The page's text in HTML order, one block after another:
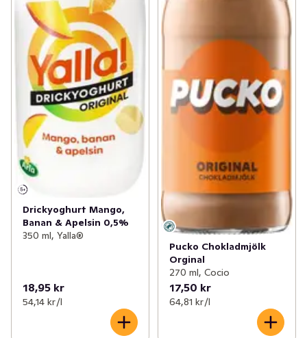
Drickyoghurt Mango,
Banan & Apelsin 0,5%
350 ml, Yalla®
18,95 kr
54,14 kr /l
Pucko Chokladmjölk
Orginal
270 ml, Cocio
17,50 kr
64,81 kr /l